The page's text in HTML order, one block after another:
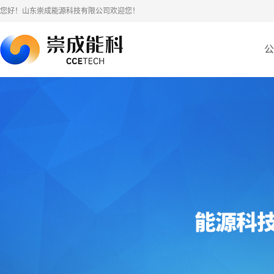
您好！山东崇成能源科技有限公司欢迎您！